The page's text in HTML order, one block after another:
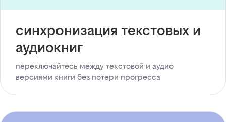
синхронизация текстовых и
аудиокниг
переключайтесь между текстовой и аудио
версиями книги без потери прогресса